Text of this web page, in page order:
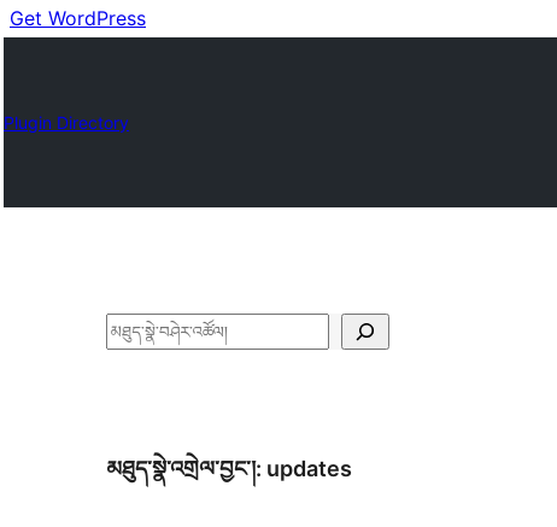
Get WordPress
Plugin Directory
བཤེར་
མཐུད་སྣེ་འགྲེལ་བྱང་།: updates